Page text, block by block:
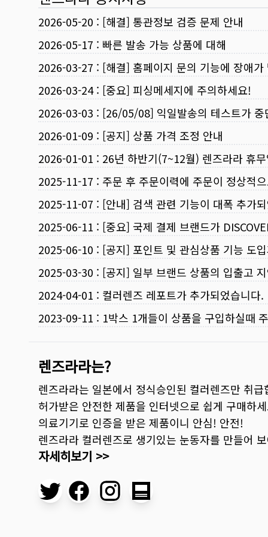
2026-05-20 : [해결] 통관정보 검증 문제 안내
2026-05-17 : 빠른 발송 가능 상품에 대해
2026-03-27 : [해결] 홈페이지 문의 기능에 장애가
2026-03-24: [중요] 피싱메세지에 주의하세요!
2026-03-03 : [26/05/08] 익일발송의 테스트가 중
2026-01-09 : [공지] 상품 가격 조정 안내
2026-01-01 : 26년 하반기(7~12월) 렌즈라라 휴
2025-11-17 : 주문 후 주문이력에 주문이 정상적
2025-11-07 : [안내] 검색 관련 기능이 대폭 추가
2025-06-11 : [중요] 국제 결제 브랜드가
2025-06-10 : [공지] 포인트 및 관심상품 기능 도
2025-03-30 : [공지] 일부 브랜드 상품의 입출고
2024-04-01 : 컬러렌즈 레포트가 추가되었습니다.
2023-09-11 : 1박스 1개들이 상품을 구입하실때
렌즈라라는?
렌즈라라는 일본에서 정식승인된 컬러렌즈만 취급
허가받은 안전한 제품을 인터넷으로 쉽게 구매하
의료기기로 인증을 받은 제품이니 안심! 안전!
렌즈라라 컬러렌즈로 생기있는 눈동자를 만들어
자세히보기 >>